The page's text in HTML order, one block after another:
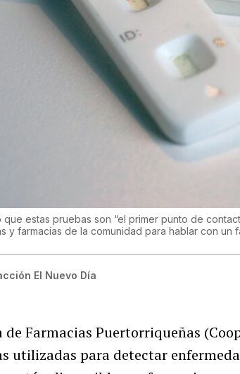
estas pruebas son “el primer punto de
y farmacias de la comunidad para hablar con un
El Nuevo Día
de Farmacias Puertorriqueñas
utilizadas para detectar